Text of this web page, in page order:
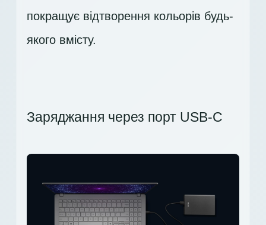
покращує відтворення кольорів будь-
якого вмісту.
Заряджання через порт USB-C